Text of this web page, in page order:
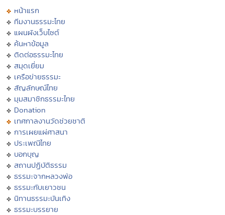
หน้าแรก
ทีมงานธรรมะไทย
แผนผังเว็บไซต์
ค้นหาข้อมูล
ติดต่อธรรมะไทย
สมุดเยี่ยม
เครือข่ายธรรมะ
สัญลักษณ์ไทย
มุมสมาชิกธรรมะไทย
Donation
เทศกาลงานวัดช่วยชาติ
การเผยแผ่ศาสนา
ประเพณีไทย
บอกบุญ
สถานปฏิบัติธรรม
ธรรมะจากหลวงพ่อ
ธรรมะกับเยาวชน
นิทานธรรมะบันเทิง
ธรรมะบรรยาย